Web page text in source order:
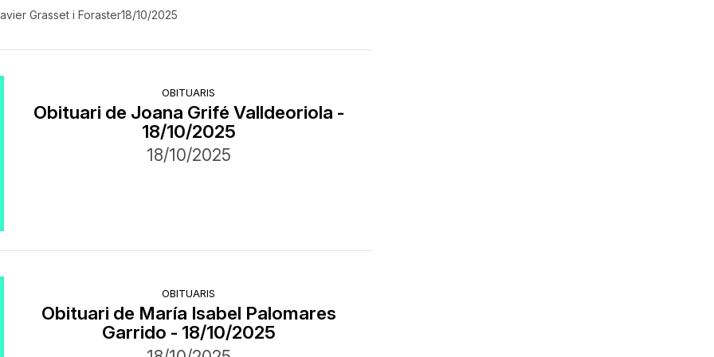
Grasset i Foraster18/10/2025
OBITUARIS
Obituari de Joana Grifé Valldeoriola -
18/10/2025
18/10/2025
OBITUARIS
Obituari de María Isabel Palomares
Garrido - 18/10/2025